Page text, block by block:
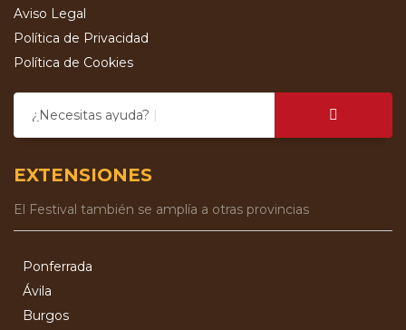
Aviso Legal
Política de Privacidad
Política de Cookies
¿Necesitas ayuda?
EXTENSIONES
El Festival también se amplía a otras provincias
Ponferrada
Ávila
Burgos